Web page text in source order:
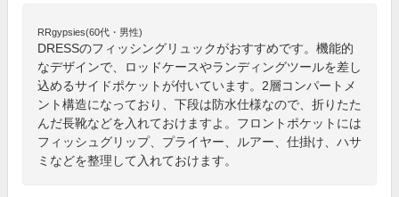
RRgypsies(60代・男性)
DRESSのフィッシングリュックがおすすめです。機能的
なデザインで、ロッドケースやランディングツールを差し
込めるサイドポケットが付いています。2層コンパートメ
ント構造になっており、下段は防水仕様なので、折りたた
んだ長靴などを入れておけますよ。フロントポケットには
フィッシュグリップ、プライヤー、ルアー、仕掛け、ハサ
ミなどを整理して入れておけます。